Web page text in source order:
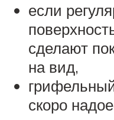
если
сделают
на вид,
скоро